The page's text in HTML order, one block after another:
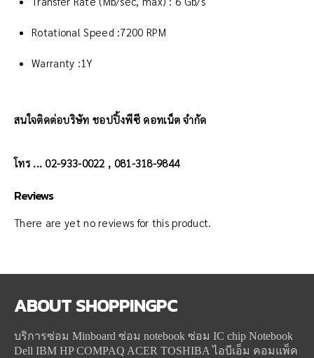
Rotational Speed :7200 RPM
Warranty :1Y
สนใจติดต่อบริษัท ชอปปิ้งพีซี ดอทเน็ต จำกัด
โทร ... 02-933-0022 , 081-318-9844
Reviews
There are yet no reviews for this product.
ABOUTSHOPPINGPC
บริการซ่อม Minboard ซ่อม notebook ซ่อม IC chip Notebook
Dell IBM HP COMPAQ ACER TOSHIBA ไอบีเอ็ม คอมแพ็ค